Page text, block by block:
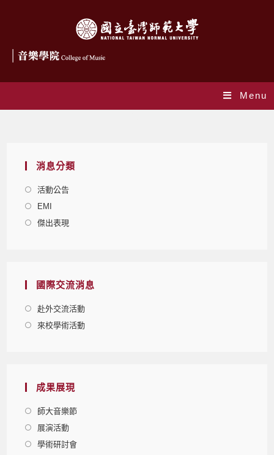
Menu
消息分類
活動公告
EMI
傑出表現
國際交流消息
赴外交流活動
來校學術活動
成果展現
師大音樂節
展演活動
學術研討會